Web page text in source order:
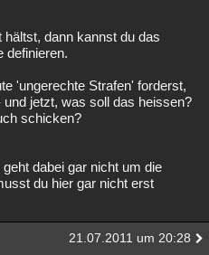
dann kannst du das
definieren.
'ungerechte Strafen' forderst,
jetzt, was soll das heissen?
schicken?
dabei gar nicht um die
du hier gar nicht erst
21.07.2011 um 20:28